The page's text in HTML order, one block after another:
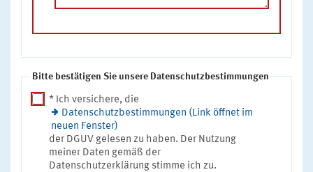
Bitte bestätigen Sie unsere Datenschutzbestimmungen
* Ich versichere, die
Datenschutzbestimmungen (Link öffnet im
neuen Fenster)
der DGUV gelesen zu haben. Der Nutzung
meiner Daten gemäß der
Datenschutzerklärung stimme ich zu.